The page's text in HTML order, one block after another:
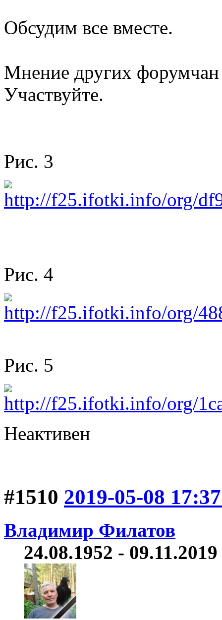
Обсудим все вместе.
Мнение других форумчан
Участвуйте.
Рис. 3
Рис. 4
Рис. 5
Неактивен
#1510 2019-05-08
Владимир Филатов
24.08.1952 -